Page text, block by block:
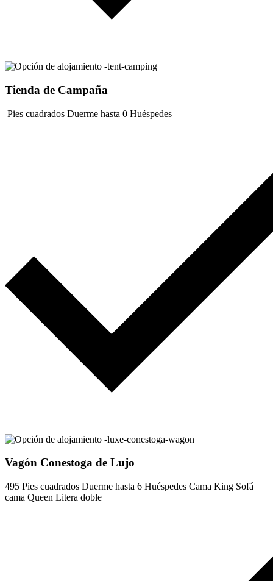
Tienda de Campaña
Pies cuadrados Duerme hasta 0 Huéspedes
Vagón Conestoga de Lujo
495 Pies cuadrados Duerme hasta 6 Huéspedes Cama King Sofá
cama Queen Litera doble